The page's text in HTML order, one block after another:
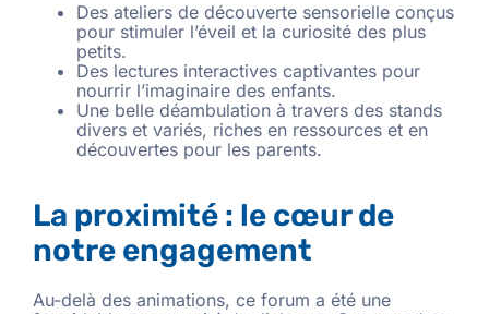
Des ateliers de découverte sensorielle conçus
pour stimuler l’éveil et la curiosité des plus
petits.
Des lectures interactives captivantes pour
nourrir l’imaginaire des enfants.
Une belle déambulation à travers des stands
divers et variés, riches en ressources et en
découvertes pour les parents.
La proximité : le cœur de
notre engagement
Au-delà des animations, ce forum a été une